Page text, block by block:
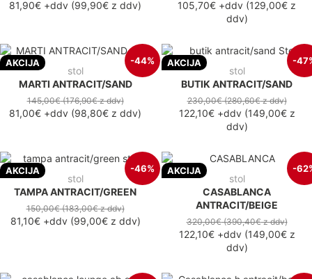
81,90€ +ddv (99,90€ z ddv) 105,70€ +ddv (129,00€ z
ddv)
AKCIJA -44%
stol
MARTI ANTRACIT/SAND
145,00€(176,90€z ddv)
81,00€ +ddv (98,80€ z ddv)
AKCIJA -
stol
BUTIK ANTRACIT/SAND
230,00€(280,60€z ddv)
122,10€+ddv(149,00€z
ddv)
AKCIJA -46%
stol
TAMPA ANTRACIT/GREEN
150,00€(183,00€z ddv)
81,10€+ddv(99,00€z ddv)
AKCIJA -
stol
CASABLANCA
ANTRACIT/BEIGE
320,00€(390,40€z ddv)
122,10€+ddv(149,00€z
ddv)